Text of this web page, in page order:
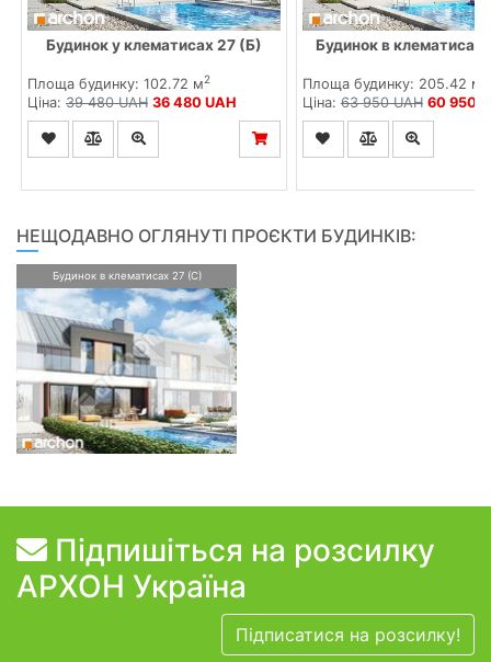
Будинок у клематисах 27 (Б)
Площа будинку: 102.72 м2
Ціна: 39 480 UAH 36 480 UAH
Будинок в клематисах
Площа будинку: 205.42 м
Ціна:63 950 UAH 60 950
НЕЩОДАВНО ОГЛЯНУТІ ПРОЄКТИ БУДИНКІВ:
Будинок в клематисах 27 (С)
Підпишіться на розсилку
АРХОН Україна
Підписатися на розсилку!